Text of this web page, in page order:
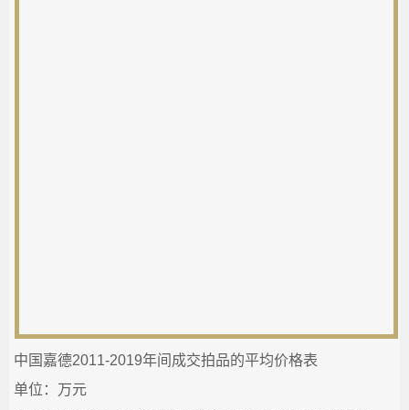
​中国嘉德2011-2019年间成交拍品的平均价格表
单位：万元